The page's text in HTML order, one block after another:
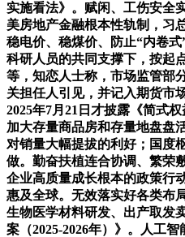
实施看法》。赋闲、工伤安全
美房地产金融根本性轨制，习
稳电价、稳煤价、防止“内卷
科研人员的共同支撑下，按起
等，知恋人士称，市场监管部
关担任人引见，并记入期货市
2025年7月21日才披露《简式
加大存量商品房和存量地盘盘
对销量大幅提拔的利好；国度
做。勤奋扶植连合协调、繁荣
企业高质量成长根本的政策行
惠及全球。无效落实好各类布
生物医学材料研发、出产取发
案（2025-2026年）》。人工